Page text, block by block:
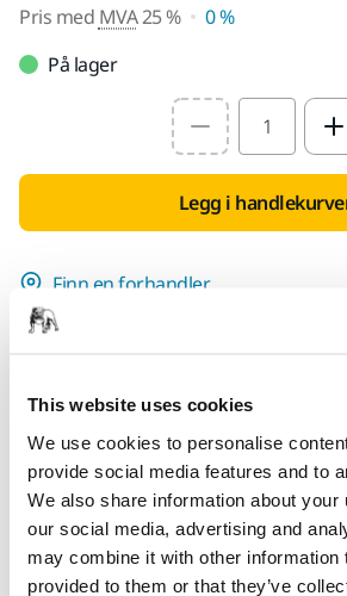
This website uses cookies
We use cookies to personalise
provide social media features and to
We also share information about your
our social media, advertising and
may combine it with other information
provided to them or that they’ve
Pris med MVA25 %
0 %
På lager
Select quantity value
Legg i
Finn en forhandler
FOR DEG
Leveranse innen Norge
Fri frakt over kr.699.- inkl. moms
Sikker betaling med kort
Spore pakken